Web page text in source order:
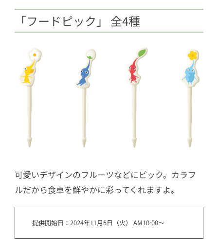
「フードピック」 全4種
可愛いデザインのフルーツなどにピック。カラフ
ルだから食卓を鮮やかに彩ってくれますよ。
提供開始日：2024年11月5日（火） AM10:00～